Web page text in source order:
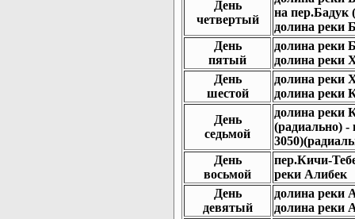
День
четвертый
на пер.Бадук
долина реки
День
пятый
долина реки
долина реки
День
шестой
долина реки
долина реки
День
седьмой
долина реки
(радиально)
День
восьмой
пер.Кичи-
реки Алибек
День
девятый
долина реки
долина реки